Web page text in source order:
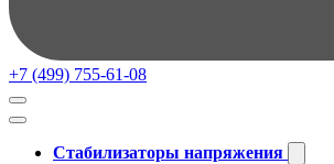
+7 (499) 755-61-08
Стабилизаторы напряжения